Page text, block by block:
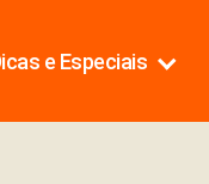
e Especiais